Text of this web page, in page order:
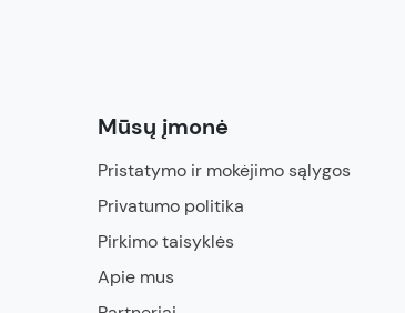
Mūsų įmonė
Pristatymo ir mokėjimo sąlygos
Privatumo politika
Pirkimo taisyklės
Apie mus